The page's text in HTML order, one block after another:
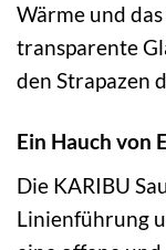
Wärme und
transparente
den Strapazen
Ein Hauch von
Die KARIBU
Linienführung